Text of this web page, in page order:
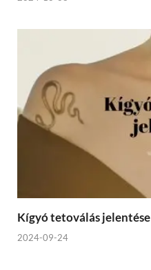
Kígyó tetoválás jelentése
2024-09-24